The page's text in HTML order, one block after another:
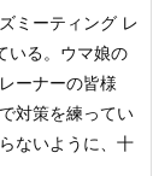
ミーティング レ
る。 ウマ娘の
ーナーの皆様
対策を練ってい
ないように、十